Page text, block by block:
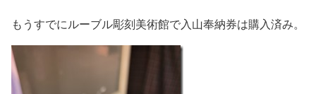
もうすでにルーブル彫刻美術館で入山奉納券は購入済み。